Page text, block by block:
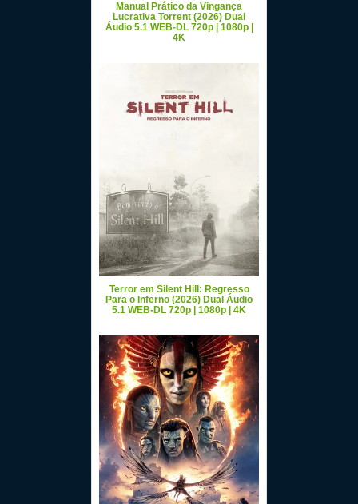
Manual Prático da Vingança
Lucrativa Torrent (2026) Dual
Áudio 5.1 WEB-DL 720p | 1080p |
4K
Terror em Silent Hill: Regresso
Para o Inferno (2026) Dual Áudio
5.1 WEB-DL 720p | 1080p | 4K